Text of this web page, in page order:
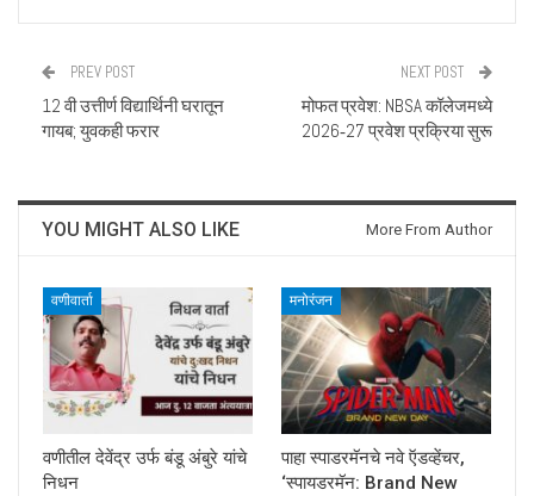
PREV POST
12 वी उत्तीर्ण विद्यार्थिनी घरातून
गायब; युवकही फरार
NEXT POST
मोफत प्रवेश: NBSA कॉलेजमध्ये
2026‑27 प्रवेश प्रक्रिया सुरू
YOU MIGHT ALSO LIKE More From Author
वणीवार्ता
वणीतील देवेंद्र उर्फ बंडू अंबुरे यांचे
निधन
मनोरंजन
पाहा स्पाडरमॅनचे नवे ऍडव्हेंचर,
‘स्पायडरमॅन: Brand New